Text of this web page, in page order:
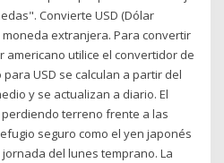
Convierte USD (Dólar
extranjera. Para convertir
americano utilice el convertidor de
USD se calculan a partir del
y se actualizan a diario. El
terreno frente a las
seguro como el yen japonés
del lunes temprano. La